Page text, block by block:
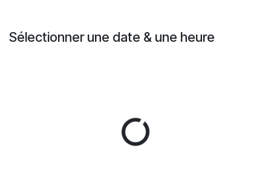
Sélectionner une date & une heure